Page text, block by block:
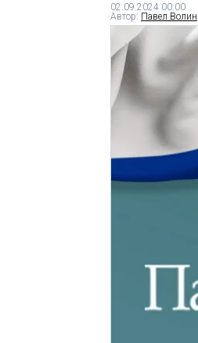
02.09.2024 00:00
Автор: Павел Волин